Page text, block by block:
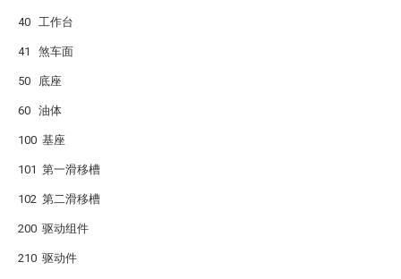
40 工作台
41 煞车面
50 底座
60 油体
100 基座
101 第一滑移槽
102 第二滑移槽
200 驱动组件
210 驱动件